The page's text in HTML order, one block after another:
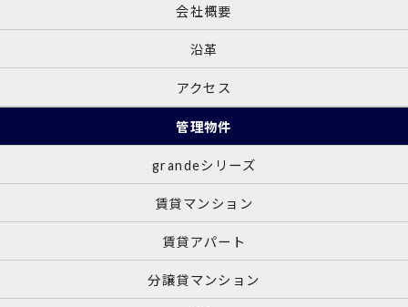
会社概要
沿革
アクセス
管理物件
grandeシリーズ
賃貸マンション
賃貸アパート
分譲貸マンション